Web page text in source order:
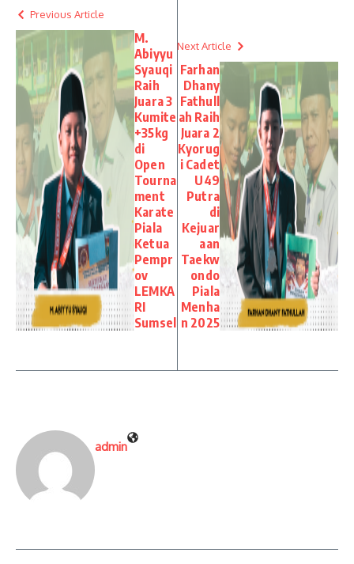
Previous Article
M.
Abiyyu
Syauqi
Raih
Juara 3
Kumite
+35kg
di
Open
Tourna
ment
Karate
Piala
Ketua
Pempr
ov
LEMKA
RI
Sumsel
Next Article
Farhan
Dhany
Fathull
ah Raih
Juara 2
Kyorug
i Cadet
U49
Putra
di
Kejuar
aan
Taekw
ondo
Piala
Menha
n 2025
admin